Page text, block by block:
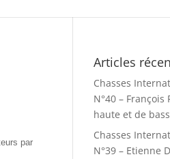
par
Articles
Chasses
N°40 – François
haute et de
Chasses
N°39 – Etienne